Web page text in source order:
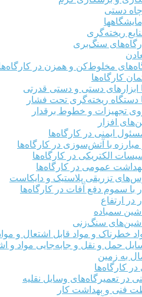
چاه دستی
ریخته‌گری
سنگ‌بری
مخلوط‌کن و همزن در
کارگاه‌ها
با ابزارهای دستی و دستی قدرتی
با دستگاه ریخته‌گری تحت فشار
روی تجهیزات و خطوط برقدار
افزار
ایمنی در کارگاه‌ها
مبارزه با آتش‌سوزی در کارگاه‌ها
الکتریکی در کارگاه‌ها
عمومی در کارگاه‌ها
تزریقی پلاستیک و دایکاست
با سموم دفع آفات در کارگاه‌ها
در ارتفاع
سمباده
سنگ‌زنی
خطرناک و مواد قابل اشتعال و مواد
حمل و نقل و جابه‌جایی مواد و
به زمین
در کارگاه‌ها
در تعمیرگاه‌های وسایل نقلیه
فنی و بهداشت کار